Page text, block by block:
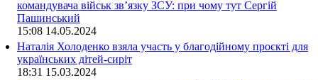
командувача військ зв’язку ЗСУ: при чому тут Сергій
Пашинський
15:08 14.05.2024
Наталія Холоденко взяла участь у благодійному проєкті для
українських дітей-сиріт
18:31 15.03.2024